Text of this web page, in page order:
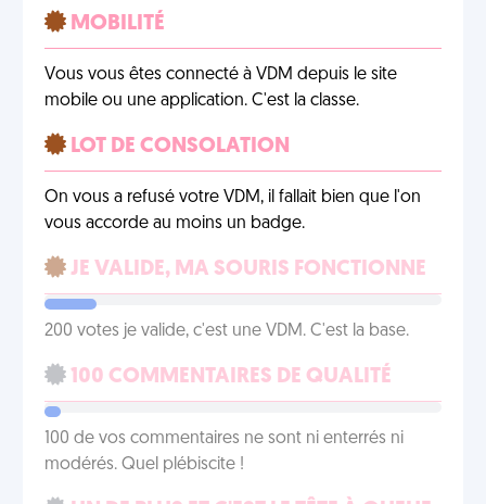
MOBILITÉ
Vous vous êtes connecté à VDM depuis le site
mobile ou une application. C'est la classe.
LOT DE CONSOLATION
On vous a refusé votre VDM, il fallait bien que l'on
vous accorde au moins un badge.
JE VALIDE, MA SOURIS FONCTIONNE
200 votes je valide, c'est une VDM. C'est la base.
100 COMMENTAIRES DE QUALITÉ
100 de vos commentaires ne sont ni enterrés ni
modérés. Quel plébiscite !